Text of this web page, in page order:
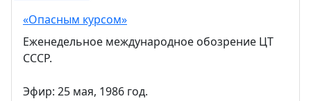
«Опасным курсом»
Еженедельное международное обозрение ЦТ
СССР.
Эфир: 25 мая, 1986 год.